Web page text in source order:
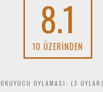
8.1
10 ÜZERINDEN
OKUYUCU OYLAMASI: ( 3 OYLAR)